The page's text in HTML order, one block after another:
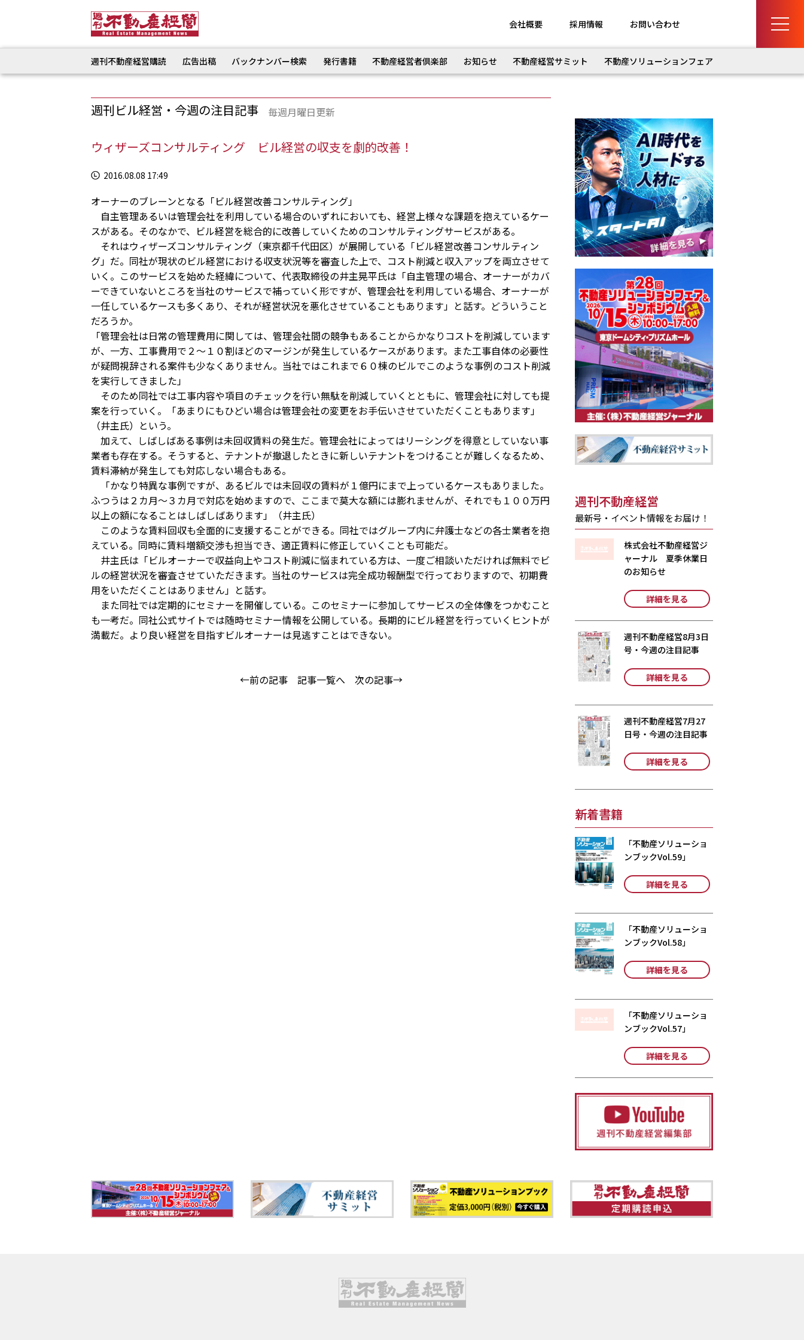
会社概要 採用情報 お問い合わせ
週刊不動産経営購読 広告出稿 バックナンバー検索 発行書籍 不動産経営者倶楽部 お知らせ 不動産経営サミット 不動産ソリューションフェア
週刊ビル経営・今週の注目記事 毎週月曜日更新
ウィザーズコンサルティング ビル経営の収支を劇的改善！
2016.08.08 17:49
オーナーのブレーンとなる「ビル経営改善コンサルティング」
自主管理あるいは管理会社を利用している場合のいずれにおいても、経営上様々な課題を抱えているケー
スがある。そのなかで、ビル経営を総合的に改善していくためのコンサルティングサービスがある。
それはウィザーズコンサルティング（東京都千代田区）が展開している「ビル経営改善コンサルティン
グ」だ。同社が現状のビル経営における収支状況等を審査した上で、コスト削減と収入アップを両立させて
いく。このサービスを始めた経緯について、代表取締役の井主晃平氏は「自主管理の場合、オーナーがカバ
ーできていないところを当社のサービスで補っていく形ですが、管理会社を利用している場合、オーナーが
一任しているケースも多くあり、それが経営状況を悪化させていることもあります」と話す。どういうこと
だろうか。
「管理会社は日常の管理費用に関しては、管理会社間の競争もあることからかなりコストを削減しています
が、一方、工事費用で２～１０割ほどのマージンが発生しているケースがあります。また工事自体の必要性
が疑問視辞される案件も少なくありません。当社ではこれまで６０棟のビルでこのような事例のコスト削減
を実行してきました」
そのため同社では工事内容や項目のチェックを行い無駄を削減していくとともに、管理会社に対しても提
案を行っていく。「あまりにもひどい場合は管理会社の変更をお手伝いさせていただくこともあります」
（井主氏）という。
加えて、しばしばある事例は未回収賃料の発生だ。管理会社によってはリーシングを得意としていない事
業者も存在する。そうすると、テナントが撤退したときに新しいテナントをつけることが難しくなるため、
賃料滞納が発生しても対応しない場合もある。
「かなり特異な事例ですが、あるビルでは未回収の賃料が１億円にまで上っているケースもありました。
ふつうは２カ月～３カ月で対応を始めますので、ここまで莫大な額には膨れませんが、それでも１００万円
以上の額になることはしばしばあります」（井主氏）
このような賃料回収も全面的に支援することができる。同社ではグループ内に弁護士などの各士業者を抱
えている。同時に賃料増額交渉も担当でき、適正賃料に修正していくことも可能だ。
井主氏は「ビルオーナーで収益向上やコスト削減に悩まれている方は、一度ご相談いただければ無料でビ
ルの経営状況を審査させていただきます。当社のサービスは完全成功報酬型で行っておりますので、初期費
用をいただくことはありません」と話す。
また同社では定期的にセミナーを開催している。このセミナーに参加してサービスの全体像をつかむこと
も一考だ。同社公式サイトでは随時セミナー情報を公開している。長期的にビル経営を行っていくヒントが
満載だ。より良い経営を目指すビルオーナーは見逃すことはできない。
←前の記事 記事一覧へ 次の記事→
週刊不動産経営
最新号・イベント情報をお届け！
株式会社不動産経営ジ
ャーナル 夏季休業日
のお知らせ
詳細を見る
週刊不動産経営8月3日
号・今週の注目記事
詳細を見る
週刊不動産経営7月27
日号・今週の注目記事
詳細を見る
新着書籍
「不動産ソリューショ
ンブックVol.59」
詳細を見る
「不動産ソリューショ
ンブックVol.58」
詳細を見る
「不動産ソリューショ
ンブックVol.57」
詳細を見る